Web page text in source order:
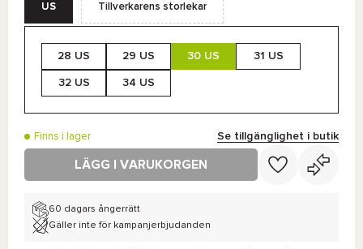
US Tillverkarens storlekar
28 US 29 US 30 US 31 US
32 US 34 US
Finns i lager Se tillgänglighet i butik
LÄGG I VARUKORGEN
60 dagars ångerrätt
Gäller inte för kampanjerbjudanden